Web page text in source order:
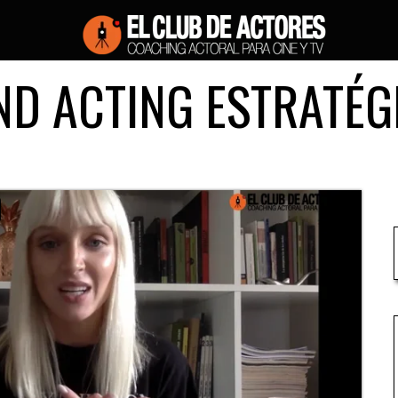
ACTING